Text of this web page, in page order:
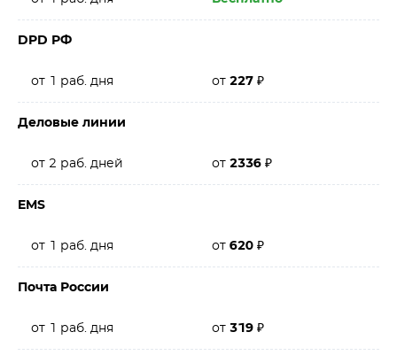
DPD РФ
от 1 раб. дня от 227 ₽
Деловые линии
от 2 раб. дней от 2336 ₽
EMS
от 1 раб. дня от 620 ₽
Почта России
от 1 раб. дня от 319 ₽